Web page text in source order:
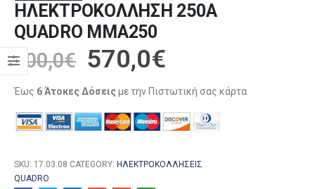
ΗΛΕΚΤΡΟΚΟΛΛΗΣΗ 250Α
QUADRO MMA250
800,0€ 570,0€
Έως 6 Άτοκες Δόσειςμε την Πιστωτική σας κάρτα
SKU: 17.03.08 CATEGORY: ΗΛΕΚΤΡΟΚΟΛΛΉΣΕΙΣ
QUADRO